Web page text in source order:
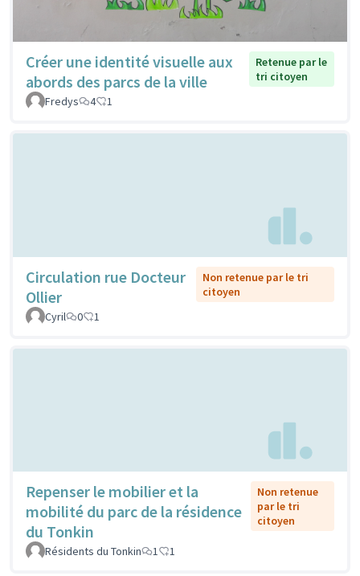
Créer une identité visuelle aux
abords des parcs de la ville
Retenue par le
tri citoyen
Fredys
4 1
Circulation rue Docteur
Ollier
Non retenue par le tri
citoyen
Cyril
0 1
Repenser le mobilier et la
mobilité du parc de la résidence
du Tonkin
Non retenue
par le tri
citoyen
Résidents du Tonkin 1 1